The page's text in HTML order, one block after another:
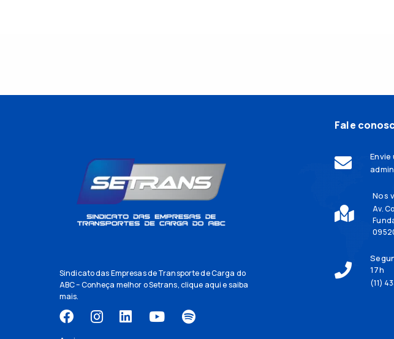
Sindicato das Empresas de Transporte de Carga do
ABC – Conheça melhor o Setrans,clique aquie saiba
mais.
Fale
Envie
Nos
Av.
17h
(11)